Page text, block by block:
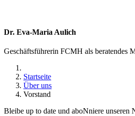
Dr. Eva-Maria Aulich
Geschäftsführerin FCMH als beratendes
Startseite
Über uns
Vorstand
Bleibe up to date und aboNniere unseren